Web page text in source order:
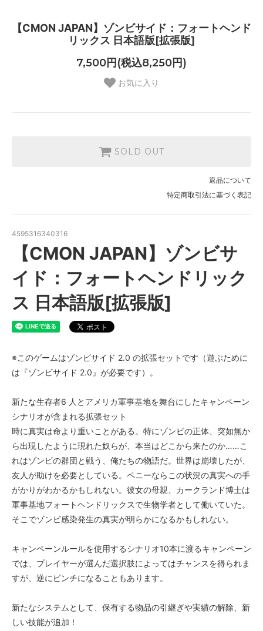
【CMON JAPAN】ゾンビサイド：フォートヘンド
リックス 日本語版[拡張版]
7,500円(税込8,250円)
お気に入り
SOLD OUT
返品について
特定商取引法に基づく表記
4595316340316
【CMON JAPAN】ゾンビサ
イド：フォートヘンドリック
ス 日本語版[拡張版]
※このゲームはゾンビサイド 2.0 の拡張セットです（遊ぶために
は『ゾンビサイド 2.0』が必要です）。
新たな生存者6 人とアメリカ軍事基地を舞台にしたキャンペーン
シナリオが含まれる拡張セット
時に真実は命より重いことがある。特にゾンビの正体、突如無か
ら出現したように現れた奴らが、本当はどこから来たのか……こ
れはゾンビの群団と戦う、俺たちの物語だ。世界は崩壊したが、
友人が助けを必要としている。ペニーならこの状況の真実への手
がかりがわかるかもしれない。彼女の母親、カークランド博士は
軍事基地フォートヘンドリックスで生物学者として働いていた。
そこでゾンビ感染発生の真実が明らかになるかもしれない。
キャンペーンルールを使用するシナリオ10本に渡るキャンペーン
では、プレイヤーが選んだ選択肢によってはチャンスを得られま
すが、逆にピンチになることもあります。
新たなシステムとして、保有する物品の引継ぎや実績の解除、新
しい技能が追加！